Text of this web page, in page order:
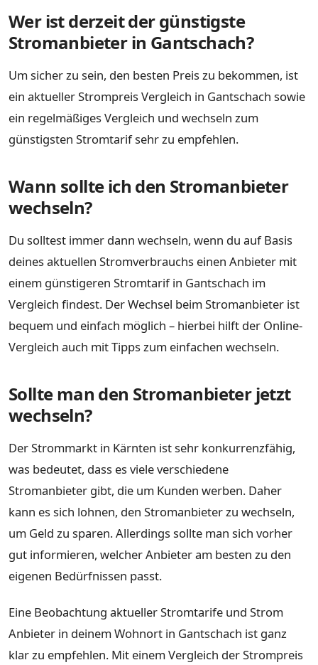
Wer ist derzeit der günstigste
Stromanbieter in Gantschach?
Um sicher zu sein, den besten Preis zu bekommen, ist
ein aktueller Strompreis Vergleich in Gantschach sowie
ein regelmäßiges Vergleich und wechseln zum
günstigsten Stromtarif sehr zu empfehlen.
Wann sollte ich den Stromanbieter
wechseln?
Du solltest immer dann wechseln, wenn du auf Basis
deines aktuellen Stromverbrauchs einen Anbieter mit
einem günstigeren Stromtarif in Gantschach im
Vergleich findest. Der Wechsel beim Stromanbieter ist
bequem und einfach möglich – hierbei hilft der Online-
Vergleich auch mit Tipps zum einfachen wechseln.
Sollte man den Stromanbieter jetzt
wechseln?
Der Strommarkt in Kärnten ist sehr konkurrenzfähig,
was bedeutet, dass es viele verschiedene
Stromanbieter gibt, die um Kunden werben. Daher
kann es sich lohnen, den Stromanbieter zu wechseln,
um Geld zu sparen. Allerdings sollte man sich vorher
gut informieren, welcher Anbieter am besten zu den
eigenen Bedürfnissen passt.
Eine Beobachtung aktueller Stromtarife und Strom
Anbieter in deinem Wohnort in Gantschach ist ganz
klar zu empfehlen. Mit einem Vergleich der Strompreis